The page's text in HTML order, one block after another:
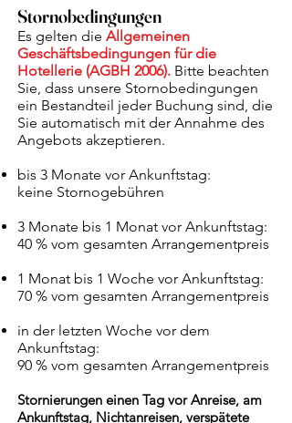
Stornobedingungen
Es gelten die Allgemeinen
Geschäftsbedingungen für die
Hotellerie (AGBH 2006). Bitte beachten
Sie, dass unsere Stornobedingungen
ein Bestandteil jeder Buchung sind, die
Sie automatisch mit der Annahme des
Angebots akzeptieren.
bis 3 Monate vor Ankunftstag:
keine Stornogebühren
3 Monate bis 1 Monat vor Ankunftstag:
40 % vom gesamten Arrangementpreis
1 Monat bis 1 Woche vor Ankunftstag:
70 % vom gesamten Arrangementpreis
in der letzten Woche vor dem
Ankunftstag:
90 % vom gesamten Arrangementpreis
Stornierungen einen Tag vor Anreise, am
Ankunftstag, Nichtanreisen, verspätete